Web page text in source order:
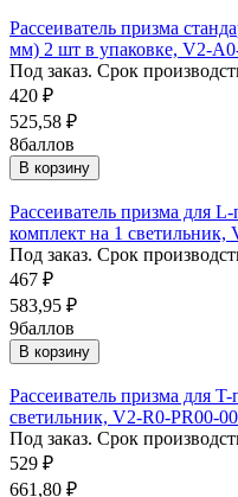
Рассеиватель призма
мм) 2 шт в упаковке, V2-
Под заказ. Срок
420 ₽
525,58 ₽
8баллов
В корзину
Рассеиватель призма для
комплект на 1 светильник,
Под заказ. Срок
467 ₽
583,95 ₽
9баллов
В корзину
Рассеиватель призма для
светильник, V2-R0-PR00-
Под заказ. Срок
529 ₽
661,80 ₽